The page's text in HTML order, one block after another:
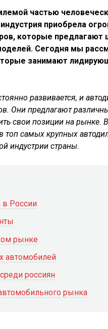
частью
приобрела
которые предлагают
Сегодня мы
занимают
развивается, и
Они предлагают
свои позиции на
топ самых крупных
индустрии страны.
в России
рынке
автомобилей
россиян
рынка